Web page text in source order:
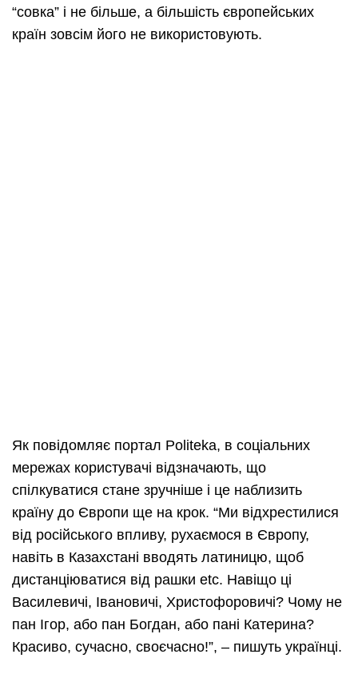
“совка” і не більше, а більшість європейських
країн зовсім його не використовують.
Як повідомляє портал Рoliteka, в соціальних
мережах користувачі відзначають, що
спілкуватися стане зручніше і це наблизить
країну до Європи ще на крок. “Ми відхрестилися
від російського впливу, рухаємося в Європу,
навіть в Казахстані вводять латиницю, щоб
дистанціюватися від рашки etc. Навіщо ці
Василевичі, Івановичі, Христофоровичі? Чому не
пан Ігор, або пан Богдан, або пані Катерина?
Красиво, сучасно, своєчасно!”, – пишуть українці.